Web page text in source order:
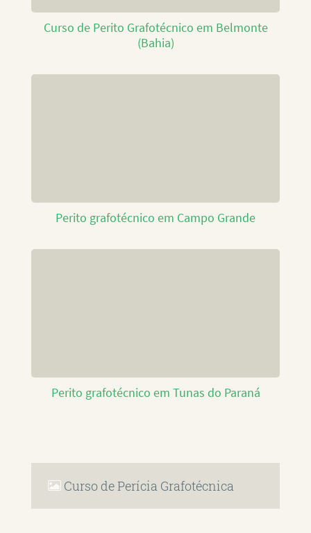
Curso de Perito Grafotécnico em Belmonte
(Bahia)
Perito grafotécnico em Campo Grande
Perito grafotécnico em Tunas do Paraná
Curso de Perícia Grafotécnica